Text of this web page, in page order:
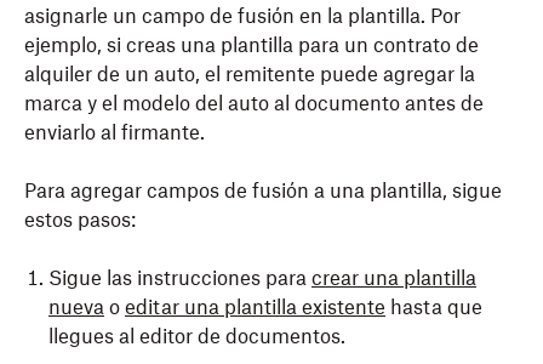
asignarle un campo de fusión en la plantilla. Por
ejemplo, si creas una plantilla para un contrato de
alquiler de un auto, el remitente puede agregar la
marca y el modelo del auto al documento antes de
enviarlo al firmante.
Para agregar campos de fusión a una plantilla, sigue
estos pasos:
Sigue las instrucciones para crear una plantilla
nueva o editar una plantilla existente hasta que
llegues al editor de documentos.